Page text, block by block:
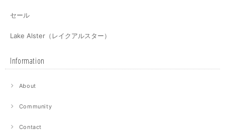
セール
Lake Alster（レイクアルスター）
Information
About
Community
Contact